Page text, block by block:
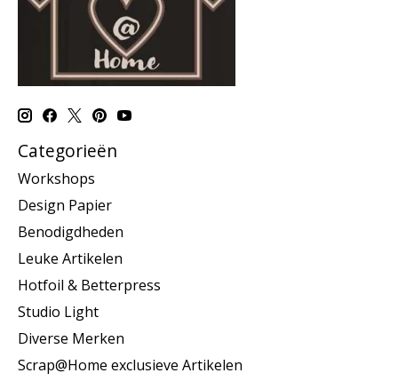
Categorieën
Workshops
Design Papier
Benodigdheden
Leuke Artikelen
Hotfoil & Betterpress
Studio Light
Diverse Merken
Scrap@Home exclusieve Artikelen